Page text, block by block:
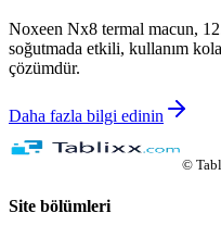
Noxeen Nx8 termal macun,
soğutmada etkili, kullanım
çözümdür.
Daha fazla bilgi edinin
©
Site bölümleri